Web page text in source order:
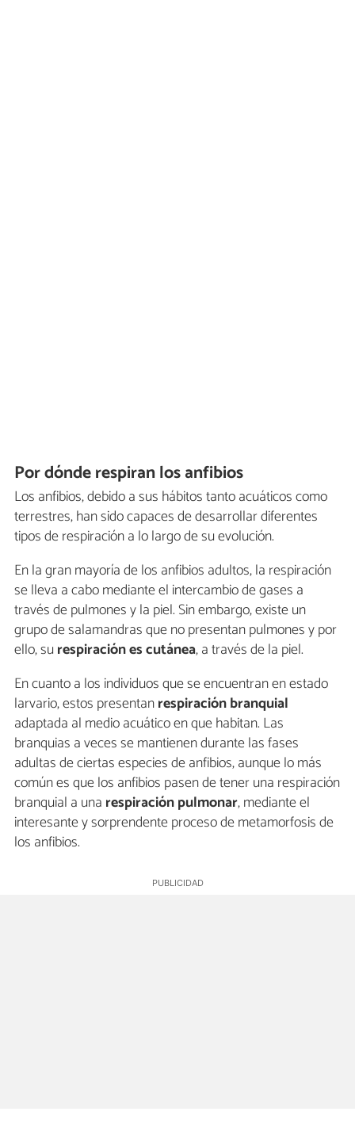
Por dónde respiran los anfibios
Los anfibios, debido a sus hábitos tanto acuáticos como
terrestres, han sido capaces de desarrollar diferentes
tipos de respiración a lo largo de su evolución.
En la gran mayoría de los anfibios adultos, la respiración
se lleva a cabo mediante el intercambio de gases a
través de pulmones y la piel. Sin embargo, existe un
grupo de salamandras que no presentan pulmones y por
ello, surespiración es cutánea, a través de la piel.
En cuanto a los individuos que se encuentran en estado
larvario, estos presentanrespiración branquial
adaptada al medio acuático en que habitan. Las
branquias a veces se mantienen durante las fases
adultas de ciertas especies de anfibios, aunque lo más
común es que los anfibios pasen de tener una respiración
branquial a una respiración pulmonar, mediante el
interesante y sorprendente proceso de metamorfosis de
los anfibios.